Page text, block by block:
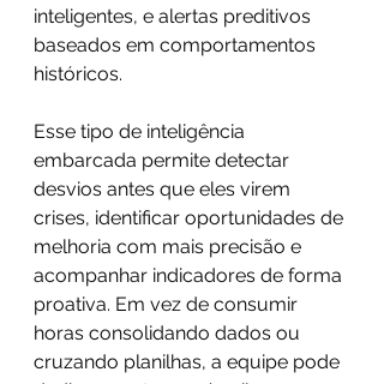
inteligentes, e alertas preditivos
baseados em comportamentos
históricos.
Esse tipo de inteligência
embarcada permite detectar
desvios antes que eles virem
crises, identificar oportunidades de
melhoria com mais precisão e
acompanhar indicadores de forma
proativa. Em vez de consumir
horas consolidando dados ou
cruzando planilhas, a equipe pode